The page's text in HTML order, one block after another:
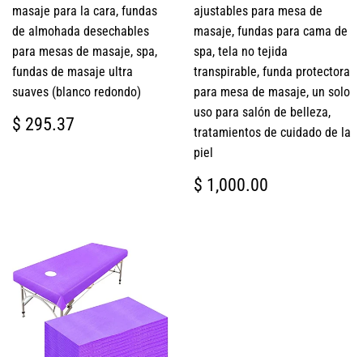
masaje para la cara, fundas
de almohada desechables
para mesas de masaje, spa,
fundas de masaje ultra
suaves (blanco redondo)
PRECIO
HABITUAL
$ 295.37
ajustables para mesa de
masaje, fundas para cama de
spa, tela no tejida
transpirable, funda protectora
para mesa de masaje, un solo
uso para salón de belleza,
tratamientos de cuidado de la
piel
PRECIO
HABITUAL
$ 1,000.00